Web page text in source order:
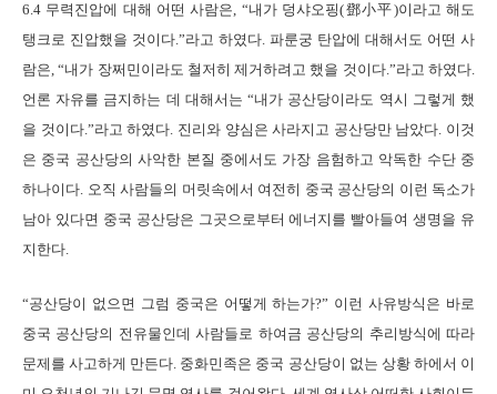
6.4 무력진압에 대해 어떤 사람은, “내가 덩샤오핑(鄧小平)이라고 해도
탱크로 진압했을 것이다.”라고 하였다. 파룬궁 탄압에 대해서도 어떤 사
람은, “내가 장쩌민이라도 철저히 제거하려고 했을 것이다.”라고 하였다.
언론 자유를 금지하는 데 대해서는 “내가 공산당이라도 역시 그렇게 했
을 것이다.”라고 하였다. 진리와 양심은 사라지고 공산당만 남았다. 이것
은 중국 공산당의 사악한 본질 중에서도 가장 음험하고 악독한 수단 중
하나이다. 오직 사람들의 머릿속에서 여전히 중국 공산당의 이런 독소가
남아 있다면 중국 공산당은 그곳으로부터 에너지를 빨아들여 생명을 유
지한다.
“공산당이 없으면 그럼 중국은 어떻게 하는가?” 이런 사유방식은 바로
중국 공산당의 전유물인데 사람들로 하여금 공산당의 추리방식에 따라
문제를 사고하게 만든다. 중화민족은 중국 공산당이 없는 상황 하에서 이